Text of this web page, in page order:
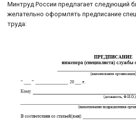
Минтруд России предлагает следующий
желательно оформлять предписание
труда: